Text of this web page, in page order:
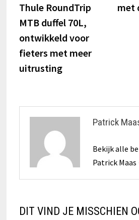
Thule RoundTrip
MTB duffel 70L,
ontwikkeld voor
fieters met meer
uitrusting
met
Patrick
Bekijk alle
Patrick
DIT VIND JE MISSCHIEN